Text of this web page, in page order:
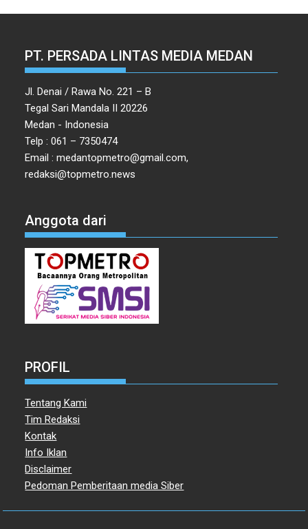
PT. PERSADA LINTAS MEDIA MEDAN
Jl. Denai / Rawa No. 221 – B
Tegal Sari Mandala II 20226
Medan - Indonesia
Telp : 061 – 7350474
Email : medantopmetro@gmail.com,
redaksi@topmetro.news
Anggota dari
PROFIL
Tentang Kami
Tim Redaksi
Kontak
Info Iklan
Disclaimer
Pedoman Pemberitaan media Siber